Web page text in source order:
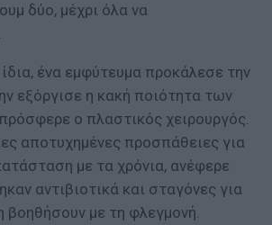
δύο, μέχρι όλα να
ένα εμφύτευμα προκάλεσε την
εξόργισε η κακή ποιότητα των
ο πλαστικός χειρουργός.
αποτυχημένες προσπάθειες για
με τα χρόνια, ανέφερε
αντιβιοτικά και σταγόνες για
βοηθήσουν με τη φλεγμονή.